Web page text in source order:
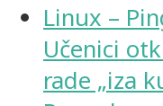
Linux –
Učenici
rade „iza